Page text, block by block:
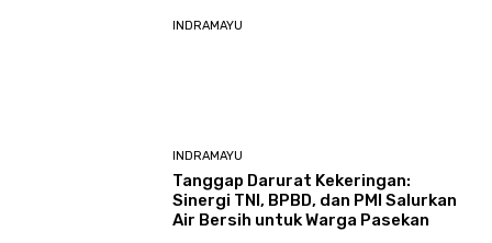
INDRAMAYU
INDRAMAYU
​Tanggap Darurat Kekeringan:
Sinergi TNI, BPBD, dan PMI Salurkan
Air Bersih untuk Warga Pasekan